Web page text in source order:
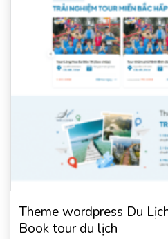
Theme wordpress Du
Book tour du lịch